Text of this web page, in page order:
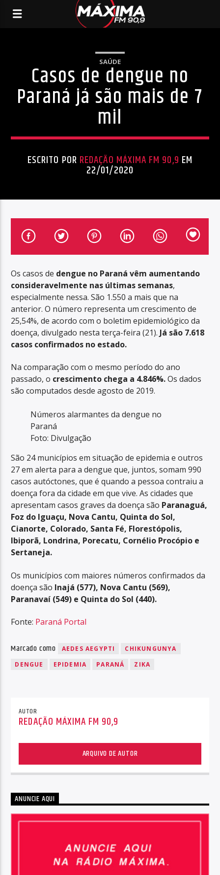
SAÚDE
Casos de dengue no
Paraná já são mais de 7
mil
ESCRITO POR REDAÇÃO MÁXIMA FM 90,9 EM
22/01/2020
Os casos de dengue no Paraná vêm aumentando
consideravelmente nas últimas semanas,
especialmente nessa. São 1.550 a mais que na
anterior. O número representa um crescimento de
25,54%, de acordo com o boletim epidemiológico da
doença, divulgado nesta terça-feira (21). Já são 7.618
casos confirmados no estado.
Na comparação com o mesmo período do ano
passado, o crescimento chega a 4.846%.Os dados
são computados desde agosto de 2019.
Números alarmantes da dengue no
Paraná
Foto: Divulgação
São 24 municípios em situação de epidemia e outros
27 em alerta para a dengue que, juntos, somam 990
casos autóctones, que é quando a pessoa contraiu a
doença fora da cidade em que vive. As cidades que
apresentam casos graves da doença são Paranaguá,
Foz do Iguaçu, Nova Cantu, Quinta do Sol,
Cianorte, Colorado, Santa Fé, Florestópolis,
Ibiporã, Londrina, Porecatu, Cornélio Procópio e
Sertaneja.
Os municípios com maiores números confirmados da
doença são Inajá (577), Nova Cantu (569),
Paranavaí (549) e Quinta do Sol (440).
Fonte: Paraná Portal
Marcado como AEDES AEGYPTI
CHIKUNGUNYA
DENGUE
EPIDEMIA PARANÁ ZIKA
AUTOR
REDAÇÃO MÁXIMA FM 90,9
ARQUIVO DE AUTOR
ANUNCIE AQUI